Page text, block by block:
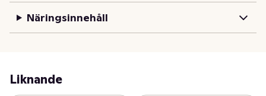
Näringsinnehåll
Liknande